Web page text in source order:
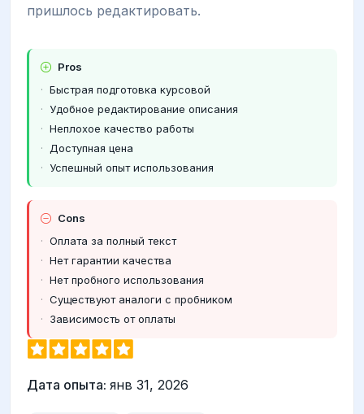
пришлось редактировать.
Pros
Быстрая подготовка курсовой
Удобное редактирование описания
Неплохое качество работы
Доступная цена
Успешный опыт использования
Cons
Оплата за полный текст
Нет гарантии качества
Нет пробного использования
Существуют аналоги с пробником
Зависимость от оплаты
Дата опыта: янв 31, 2026